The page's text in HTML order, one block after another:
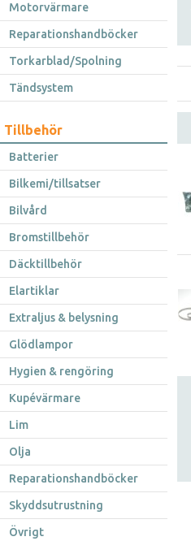
Motorvärmare
Reparationshandböcker
Torkarblad/Spolning
Tändsystem
Tillbehör
Batterier
Bilkemi/tillsatser
Bilvård
Bromstillbehör
Däcktillbehör
Elartiklar
Extraljus & belysning
Glödlampor
Hygien & rengöring
Kupévärmare
Lim
Olja
Reparationshandböcker
Skyddsutrustning
Övrigt